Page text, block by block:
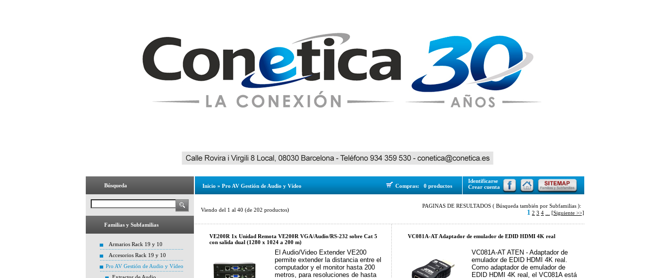
Búsqueda
Familias y Subfamilias
Armarios Rack 19 y 10
Accesorios Rack 19 y 10
Pro AV Gestión de Audio y Vídeo
Inicio » Pro AV Gestión de Audio y Vídeo Compras: 0 productos
Identificarse
Crear cuenta
Viendo del 1 al 40 (de 202 productos)
PAGINAS DE RESULTADOS ( Búsqueda también por Subfamilias ):
1 2 3 4 [Siguiente >>]
VE200R 1x Unidad Remota VE200R VGA/Audio/RS-232 sobre Cat 5
con salida dual (1280 x 1024 a 200 m)
El Audio/Video Extender VE200
permite extender la distancia entre el
computador y el monitor hasta 200
metros, para resoluciones de hasta
VC081A-AT Adaptador de emulador de EDID HDMI 4K real
VC081A-AT ATEN - Adaptador de
emulador de EDID HDMI 4K real.
Como adaptador de emulador de
EDID HDMI 4K real, el VC081A está